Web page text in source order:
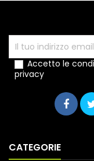
Accetto le
privacy
CATEGORIE